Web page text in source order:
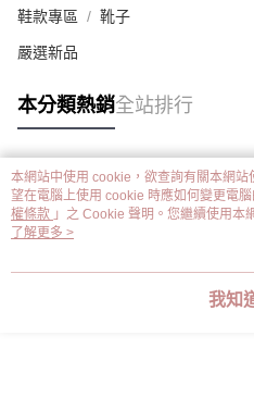
鞋款專區 靴子
嚴選新品
本分類熱銷全站排行
熱門標籤
本網站中使用 cookie，欲查詢有關本網
望在電腦上使用 cookie 時應如何變更電
權條款 」之 Cookie 聲明。您繼續使用本
用條款之 Cookie 聲明使用 cookie。
了解更多 >
我知